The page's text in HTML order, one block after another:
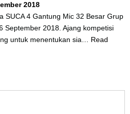
2018
SUCA 4 Gantung Mic 32 Besar Grup
September 2018. Ajang kompetisi
untuk menentukan sia… Read